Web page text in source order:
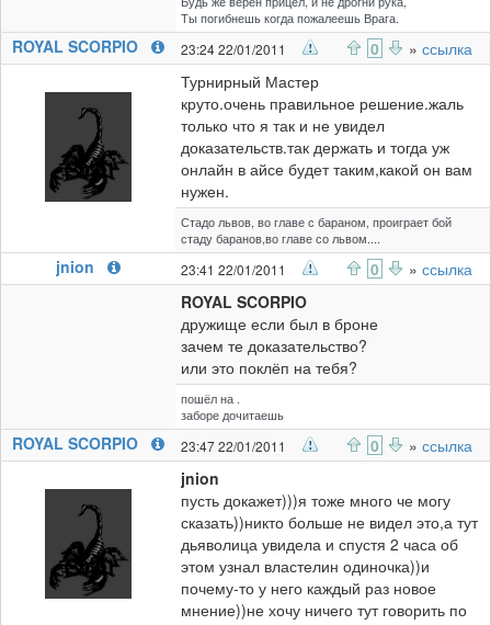
Ты погибнешь когда пожалеешь Врага.
ROYAL SCORPIO 23:24 22/01/2011 0 » ссылка
Турнирный Мастер
круто.очень правильное решение.жаль
только что я так и не увидел
доказательств.так держать и тогда уж
онлайн в айсе будет таким,какой он вам
нужен.
Стадо львов, во главе с бараном, проиграет бой
стаду баранов,во главе со львом....
jnion 23:41 22/01/2011 0 » ссылка
ROYAL SCORPIO
дружище если был в броне
зачем те доказательство?
или это поклёп на тебя?
пошёл на .
заборе дочитаешь
ROYAL SCORPIO 23:47 22/01/2011 0 » ссылка
jnion
пусть докажет)))я тоже много че могу
сказать))никто больше не видел это,а тут
дьяволица увидела и спустя 2 часа об
этом узнал властелин одиночка))и
почему-то у него каждый раз новое
мнение))не хочу ничего тут говорить по